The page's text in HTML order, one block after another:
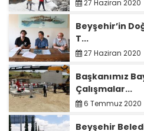
27 Haziran 2020
Beyşehir’in
T...
27 Haziran 2020
Başkanımız
Çalışmalar...
6 Temmuz 2020
Beyşehir